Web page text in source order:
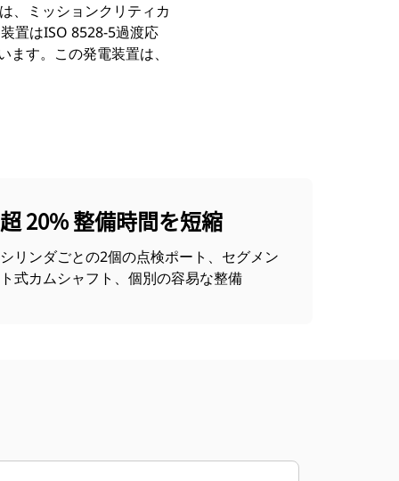
、ミッションクリティカ
置はISO 8528-5過渡応
す。この発電装置は、
超 20% 整備時間を短縮
シリンダごとの2個の点検ポート、セグメン
ト式カムシャフト、個別の容易な整備